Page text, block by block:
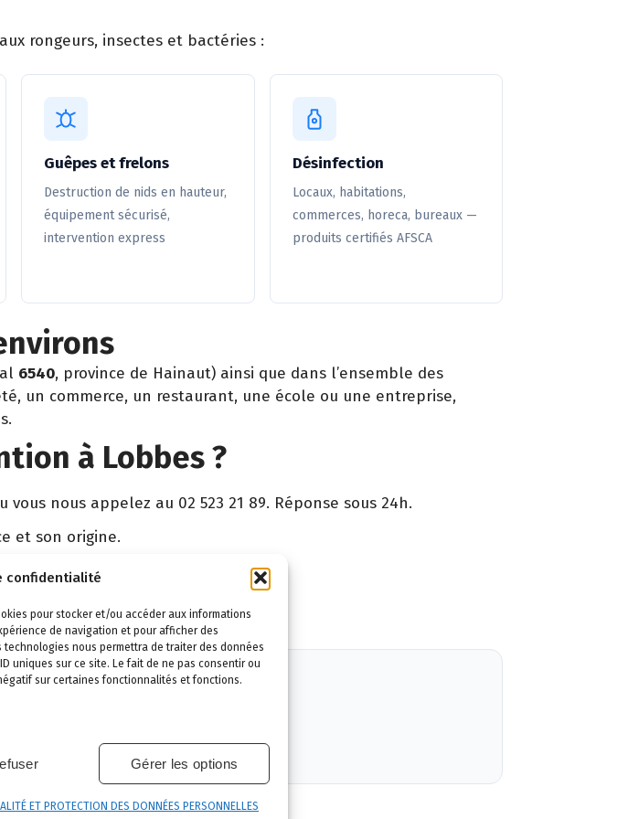
confidentialité
pour stocker et/ou accéder aux informations
de navigation et pour afficher des
nous permettra de traiter des données
uniques sur ce site. Le fait de ne pas consentir ou
sur certaines fonctionnalités et fonctions.
Gérer les options
ET PROTECTION DES DONNÉES PERSONNELLES
rongeurs, insectes et bactéries :
Guêpes et frelons
Destruction de nids en hauteur,
équipement sécurisé,
intervention express
Désinfection
Locaux, habitations,
commerces, horeca, bureaux —
produits certifiés AFSCA
6540, province de Hainaut) ainsi que dans l’ensemble des
un commerce, un restaurant, une école ou une entreprise,
à Lobbes ?
nous appelez au 02 523 21 89. Réponse sous 24h.
et son origine.
maximale, discrétion garantie.
Sivry-Rance